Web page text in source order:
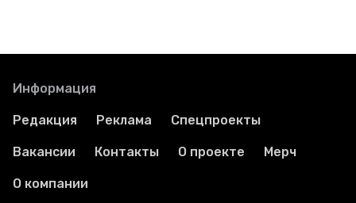
Информация
Редакция Реклама Спецпроекты
Вакансии Контакты О проекте Мерч
О компании